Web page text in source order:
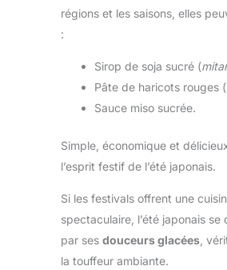
régions et les saisons, elles
:
Sirop de soja sucré (
Pâte de haricots rouges (
Sauce miso sucrée.
Simple, économique et
l’esprit festif de l’été japonais.
Si les festivals offrent une
spectaculaire, l’été japonais
par ses douceurs glacées ,
la touffeur ambiante.